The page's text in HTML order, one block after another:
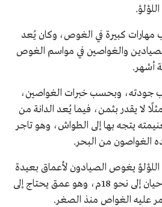
كبيرة في الغوص، وكان يُعد
والغواصين في مواسم الغوص
أشهر.
جودته، وبحسب خبرات الغواصين،
لا يقدر بثمن، فيما يُعد الدانة من
يتجه بها إلى الطواش، وهو تاجر
الغواصون من البحر.
يغوص الصيادون لأعماق بعيدة
في البحر، تصل في بعض الأحيان إلى نحو 18م، وهو عمق يحتاج إلى
عليه الغواص منذ الصغر.